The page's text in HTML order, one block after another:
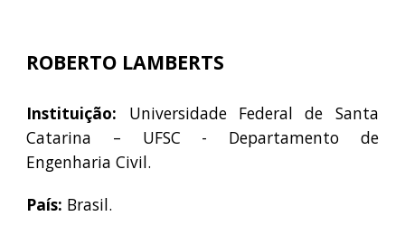
ROBERTO LAMBERTS
Instituição:
Universidade Federal de Santa
Catarina – UFSC - Departamento de
Engenharia Civil.
País: Brasil.